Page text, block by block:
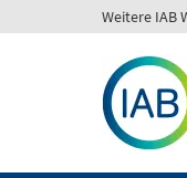
zum
Weitere IAB